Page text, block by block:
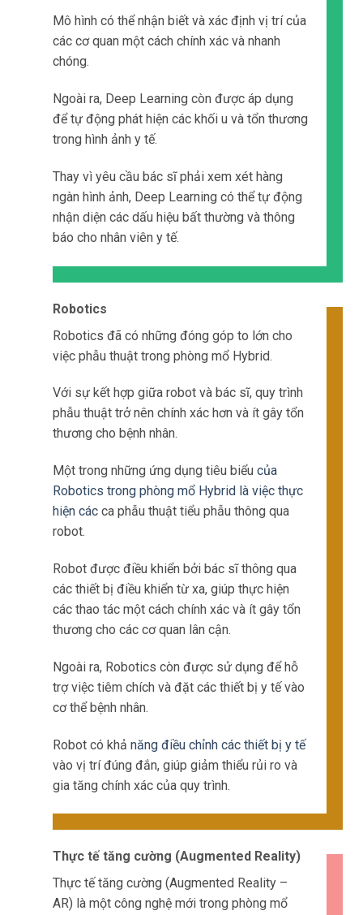
Mô hình có thể nhận biết và xác định vị trí của
các cơ quan một cách chính xác và nhanh
chóng.
Ngoài ra, Deep Learning còn được áp dụng
để tự động phát hiện các khối u và tổn thương
trong hình ảnh y tế.
Thay vì yêu cầu bác sĩ phải xem xét hàng
ngàn hình ảnh, Deep Learning có thể tự động
nhận diện các dấu hiệu bất thường và thông
báo cho nhân viên y tế.
Robotics
Robotics đã có những đóng góp to lớn cho
việc phẫu thuật trong phòng mổ Hybrid.
Với sự kết hợp giữa robot và bác sĩ, quy trình
phẫu thuật trở nên chính xác hơn và ít gây tổn
thương cho bệnh nhân.
Một trong những ứng dụng tiêu biểu của
Robotics trong phòng mổ Hybrid là việc thực
hiện các ca phẫu thuật tiểu phẫu thông qua
robot.
Robot được điều khiển bởi bác sĩ thông qua
các thiết bị điều khiển từ xa, giúp thực hiện
các thao tác một cách chính xác và ít gây tổn
thương cho các cơ quan lân cận.
Ngoài ra, Robotics còn được sử dụng để hỗ
trợ việc tiêm chích và đặt các thiết bị y tế vào
cơ thể bệnh nhân.
Robot có khả năng điều chỉnh các thiết bị y tế
vào vị trí đúng đắn, giúp giảm thiểu rủi ro và
gia tăng chính xác của quy trình.
Thực tế tăng cường (Augmented Reality)
Thực tế tăng cường (Augmented Reality –
AR) là một công nghệ mới trong phòng mổ